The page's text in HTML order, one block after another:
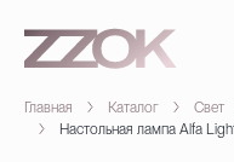
Главная Каталог Свет
Настольная лампа Alfa